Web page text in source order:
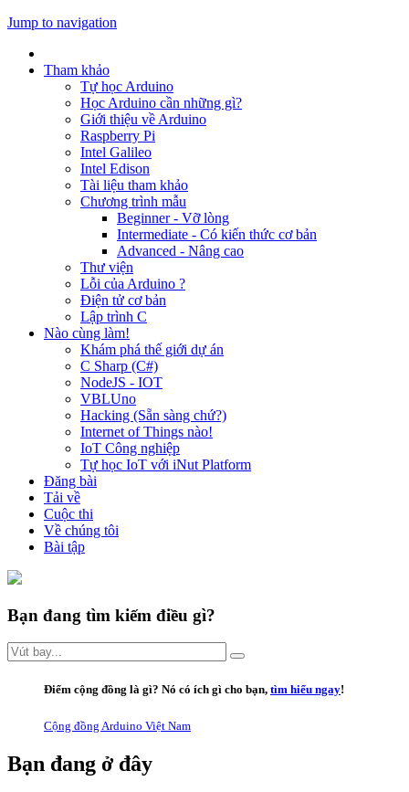
Jump to navigation
Tham khảo
Tự học Arduino
Học Arduino cần những gì?
Giới thiệu về Arduino
Raspberry Pi
Intel Galileo
Intel Edison
Tài liệu tham khảo
Chương trình mẫu
Beginner - Vỡ lòng
Intermediate - Có kiến thức cơ bản
Advanced - Nâng cao
Thư viện
Lỗi của Arduino ?
Điện tử cơ bản
Lập trình C
Nào cùng làm!
Khám phá thế giới dự án
C Sharp (C#)
NodeJS - IOT
VBLUno
Hacking (Sẵn sàng chứ?)
Internet of Things nào!
IoT Công nghiệp
Tự học IoT với iNut Platform
Đăng bài
Tải về
Cuộc thi
Về chúng tôi
Bài tập
Bạn đang tìm kiếm điều gì?
Điểm cộng đồng là gì? Nó có ích gì cho bạn, tìm hiểu ngay!
Cộng đồng Arduino Việt Nam
Bạn đang ở đây